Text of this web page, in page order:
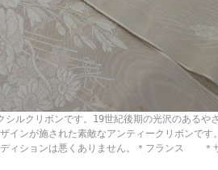
リボンです。19世紀後期の光沢のあるやさ
インが施された素敵なアンティークリボンです
ディションは悪くありません。＊フランス